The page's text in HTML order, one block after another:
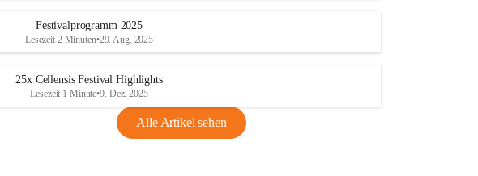
Festivalprogramm 2025
Lesezeit 2 Minuten•29. Aug. 2025
25x Cellensis Festival Highlights
Lesezeit 1 Minute•9. Dez. 2025
Alle Artikel sehen